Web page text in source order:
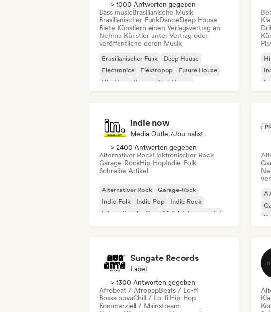
> 1000 Antworten gegeben
Bass musicBrasilianische Musik
Brasilianischer FunkDanceDeep House
Biete Künstlern einen Verlagsvertrag an
Nehme Künstler unter Vertrag oder
veröffentliche deren Musik
Brasilianischer Funk
Deep House
Electronica
Elektropop
Future House
Hip-Hop
House Tech House
indie now
Media Outlet/Journalist
> 2400 Antworten gegeben
Alternativer RockElektronischer Rock
Garage-RockHip-HopIndie-Folk
Schreibe Artikel
Alternativer Rock
Garage-Rock
Indie-Folk
Indie-Pop
Indie-Rock
Internationaler Rap
Metal / Heavy metal
Sungate Records
Label
> 1300 Antworten gegeben
Afrobeat / AfropopBeats / Lo-fi
Bossa novaChill / Lo-fi Hip-Hop
Kommerziell / Mainstream